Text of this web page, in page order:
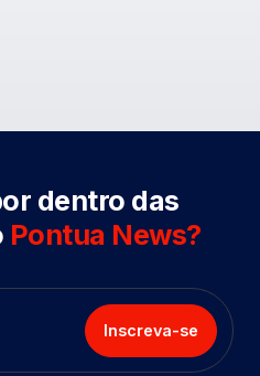
dentro das
Pontua News?
Inscreva-se